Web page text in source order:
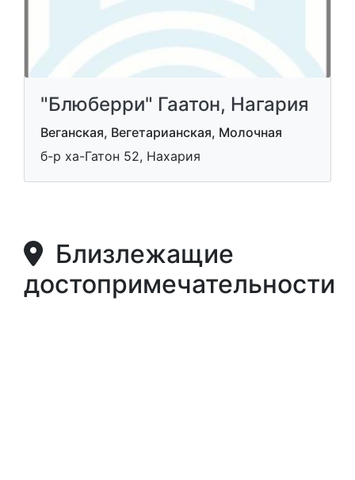
"Блюберри" Гаатон, Нагария
Веганская, Вегетарианская, Молочная
б-р ха-Гатон 52, Нахария
Близлежащие
достопримечательности